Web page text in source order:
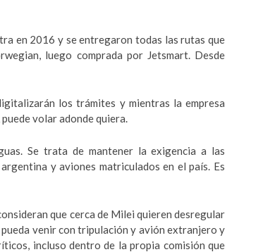
en 2016 y se entregaron todas las rutas que
luego comprada por Jetsmart. Desde
los trámites y mientras la empresa
volar adonde quiera.
Se trata de mantener la exigencia a las
y aviones matriculados en el país. Es
que cerca de Milei quieren desregular
venir con tripulación y avión extranjero y
incluso dentro de la propia comisión que